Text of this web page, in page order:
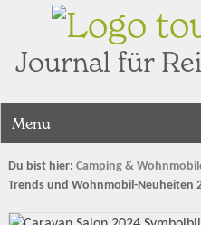
Journal für
Menu
Du bist hier: Camping &
Trends und Wohnmobil-Neuheiten